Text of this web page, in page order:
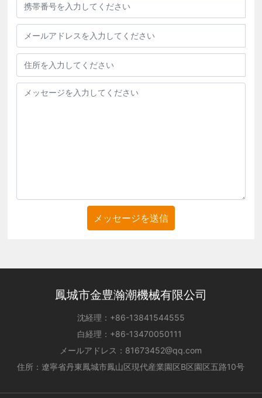
メッセージを送信
鳳城市金豊瀚潮機械有限公司
沈経理： +86-13841544555
白経理： +86-13470050111
メールアドレス： 81673452@qq.com
住所：遼寧省丹東鳳城市鳳山区現代産業園区B区園区五路10号